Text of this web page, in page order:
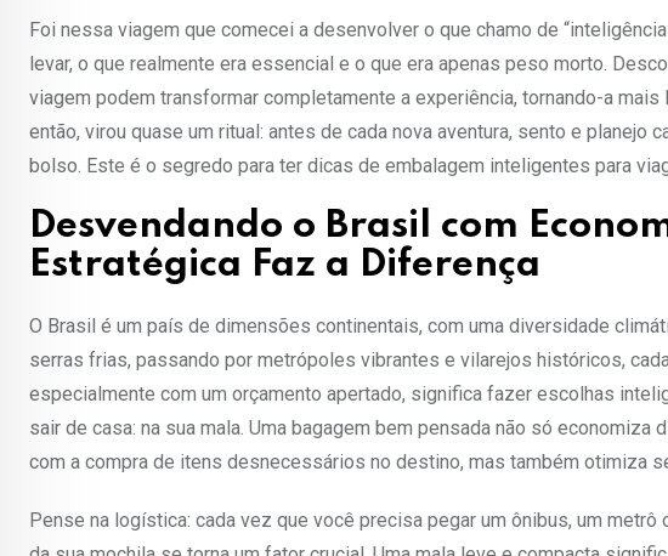
Foi nessa viagem que comecei a desenvolver o que chamo de
levar, o que realmente era essencial e o que era apenas peso morto.
viagem podem transformar completamente a experiência, tornando-a
então, virou quase um ritual: antes de cada nova aventura, sento e planejo
bolso. Este é o segredo para ter dicas de embalagem inteligentes para
Desvendando o Brasil com
Estratégica Faz a Diferença
O Brasil é um país de dimensões continentais, com uma diversidade
serras frias, passando por metrópoles vibrantes e vilarejos históricos,
especialmente com um orçamento apertado, significa fazer escolhas
sair de casa: na sua mala. Uma bagagem bem pensada não só
com a compra de itens desnecessários no destino, mas também otimiza
Pense na logística: cada vez que você precisa pegar um ônibus, um